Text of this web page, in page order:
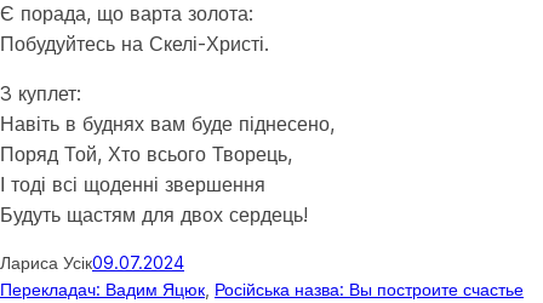
Є порада, що варта золота:
Побудуйтесь на Скелі-Христі.
3 куплет:
Навіть в буднях вам буде піднесено,
Поряд Той, Хто всього Творець,
І тоді всі щоденні звершення
Будуть щастям для двох сердець!
Лариса Усік09.07.2024
Перекладач: Вадим Яцюк Російська назва: Вы построите счастье